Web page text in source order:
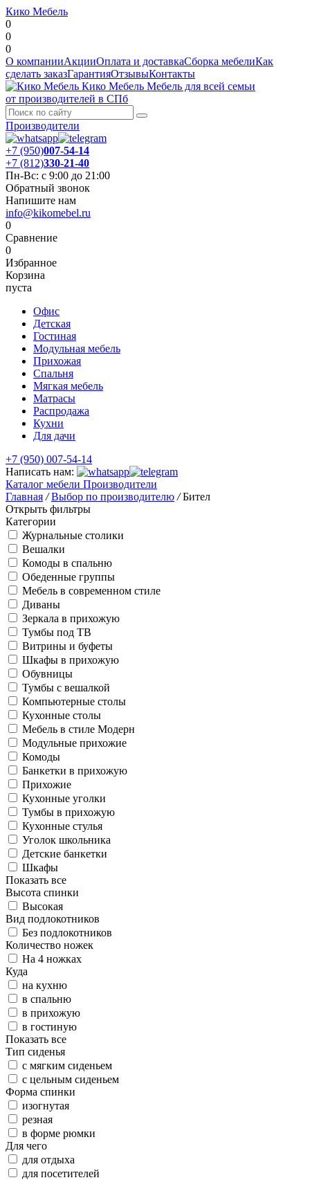
Кико Мебель
0
0
0
О компанииАкцииОплата и доставкаСборка мебелиКак
сделать заказГарантияОтзывыКонтакты
Кико Мебель Мебель для всей семьи
от производителей в СПб
Производители
+7 (950)007-54-14
+7 (812)330-21-40
Пн-Вс: с 9:00 до 21:00
Обратный звонок
Напишите нам
info@kikomebel.ru
0
Сравнение
0
Избранное
Корзина
пуста
Офис
Детская
Гостиная
Модульная мебель
Прихожая
Спальня
Мягкая мебель
Матрасы
Распродажа
Кухни
Для дачи
+7 (950) 007-54-14
Написать нам:
Каталог мебели Производители
Главная / Выбор по производителю / Бител
Открыть фильтры
Категории
Журнальные столики
Вешалки
Комоды в спальню
Обеденные группы
Мебель в современном стиле
Диваны
Зеркала в прихожую
Тумбы под ТВ
Витрины и буфеты
Шкафы в прихожую
Обувницы
Тумбы с вешалкой
Компьютерные столы
Кухонные столы
Мебель в стиле Модерн
Модульные прихожие
Комоды
Банкетки в прихожую
Прихожие
Кухонные уголки
Тумбы в прихожую
Кухонные стулья
Уголок школьника
Детские банкетки
Шкафы
Показать все
Высота спинки
Высокая
Вид подлокотников
Без подлокотников
Количество ножек
На 4 ножках
Куда
на кухню
в спальню
в прихожую
в гостиную
Показать все
Тип сиденья
с мягким сиденьем
с цельным сиденьем
Форма спинки
изогнутая
резная
в форме рюмки
Для чего
для отдыха
для посетителей